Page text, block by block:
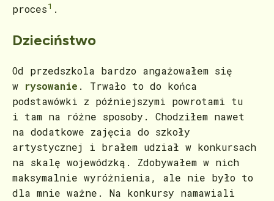
proces1 .
Dzieciństwo
Od przedszkola bardzo angażowałem się
w rysowanie . Trwało to do końca
podstawówki z późniejszymi powrotami tu
i tam na różne sposoby. Chodziłem nawet
na dodatkowe zajęcia do szkoły
artystycznej i brałem udział w konkursach
na skalę wojewódzką. Zdobywałem w nich
maksymalnie wyróżnienia, ale nie było to
dla mnie ważne. Na konkursy namawiali